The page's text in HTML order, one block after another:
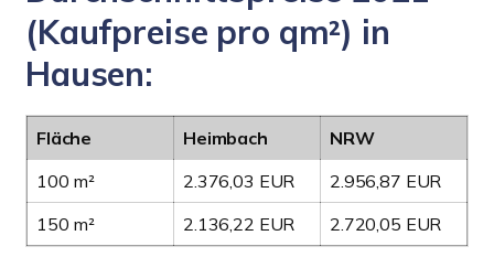
(Kaufpreise pro qm²) in
Hausen:
Fläche Heimbach
NRW
100 m²
2.376,03 EUR
2.956,87 EUR
150 m²
2.136,22 EUR 2.720,05 EUR